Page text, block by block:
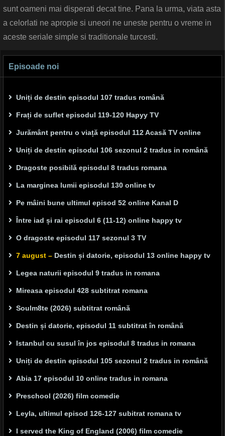
sunt oameni mai disperati decat tine. Pana la urma, viata asta
a celorlati ne apropie si uneori ne uneste pentru o vreme in
aceste seriale simple si traditionale turcesti.
Episoade noi
Uniți de destin episodul 107 tradus română
Frați de suflet episodul 119-120 Hapyy TV
Jurământ pentru o viață episodul 112 Acasă TV online
Uniți de destin episodul 106 sezonul 2 tradus in română
Dragoste posibilă episodul 8 tradus romana
La marginea lumii episodul 130 online tv
Pe mâini bune ultimul episod 52 online Kanal D
Între iad și rai episodul 6 (11-12) online happy tv
O dragoste episodul 117 sezonul 3 TV
7 august – Destin și datorie, episodul 13 online happy tv
Legea naturii episodul 9 tradus in romana
Mireasa episodul 428 subtitrat romana
Soulm8te (2026) subtitrat română
Destin și datorie, episodul 11 subtitrat în română
Istanbul cu susul în jos episodul 8 tradus in romana
Uniți de destin episodul 105 sezonul 2 tradus in română
Abia 17 episodul 10 online tradus in romana
Preschool (2026) film comedie
Leyla, ultimul episod 126-127 subitrat romana tv
I served the King of England (2006) film comedie